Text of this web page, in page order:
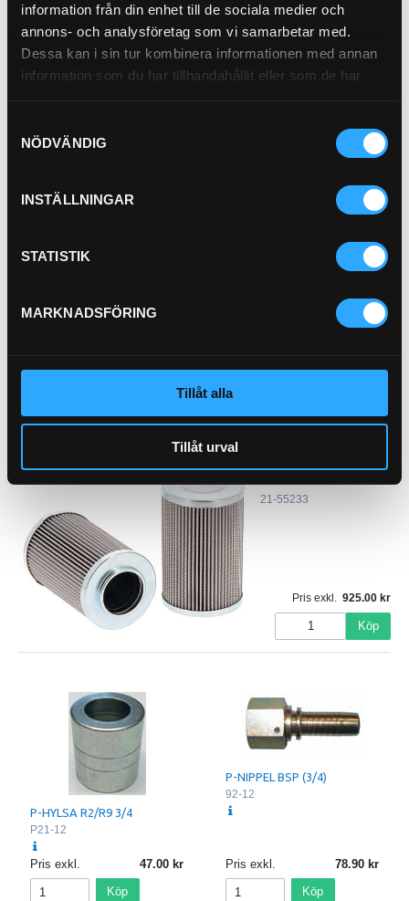
information från din enhet till de sociala medier och
annons- och analysföretag som vi samarbetar med.
Dessa kan i sin tur kombinera informationen med annan
information som du har tillhandahållit eller som de har
NÖDVÄNDIG
INSTÄLLNINGAR
STATISTIK
MARKNADSFÖRING
Tillåt alla
Tillåt urval
Luftfilter Säkerhet (I) 21-60250
536.00
Köp
HYTTFILTER (I)
Köp
21-55233
Pris exkl. 925.00
Köp
P-HYLSA R2/R9 3/4
P21-12
Pris exkl. 47.00
Köp
P-NIPPEL BSP (3/4)
92-12
Pris exkl. 78.90
Köp